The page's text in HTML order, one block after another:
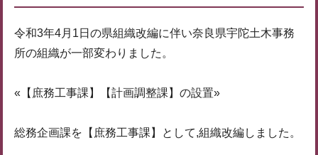
令和3年4月1日の県組織改編に伴い奈良県宇陀土木事務
所の組織が一部変わりました。
«【庶務工事課】【計画調整課】の設置»
総務企画課を【庶務工事課】として,組織改編しました。